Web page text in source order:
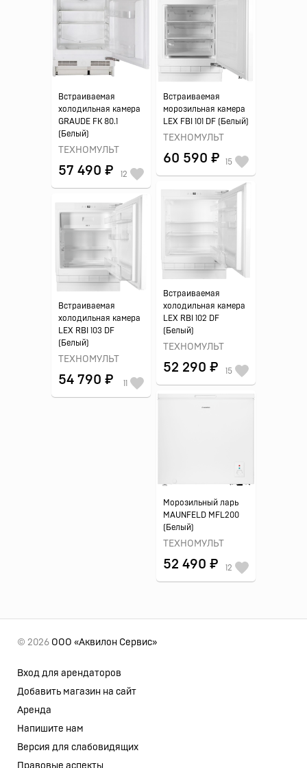
Встраиваемая
холодильная камера
GRAUDE FK 80.1
(Белый)
ТЕХНОМУЛЬТ
57 490 ₽ 12
Встраиваемая
морозильная камера
LEX FBI 101 DF (Белый)
ТЕХНОМУЛЬТ
60 590 ₽ 15
Встраиваемая
холодильная камера
LEX RBI 102 DF
(Белый)
ТЕХНОМУЛЬТ
52 290 ₽ 15
Встраиваемая
холодильная камера
LEX RBI 103 DF
(Белый)
ТЕХНОМУЛЬТ
54 790 ₽ 11
Морозильный ларь
MAUNFELD MFL200
(Белый)
ТЕХНОМУЛЬТ
52 490 ₽ 12
© 2026 ООО «Аквилон Сервис»
Вход для арендаторов
Добавить магазин на сайт
Аренда
Напишите нам
Версия для слабовидящих
Правовые аспекты